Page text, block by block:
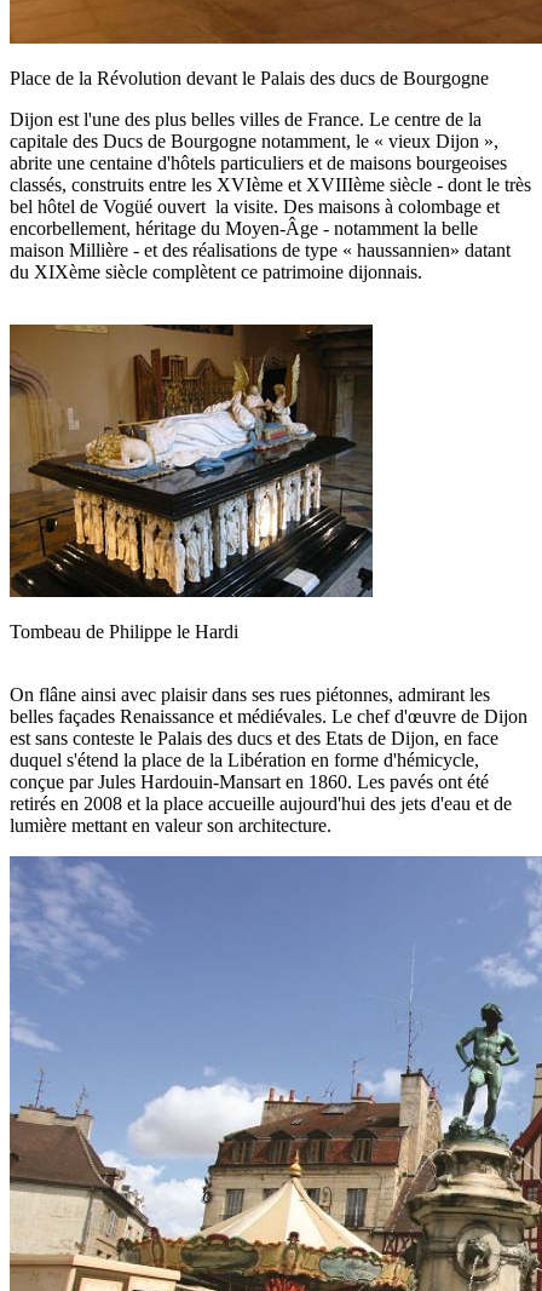
Place de la Révolution devant le Palais des ducs de Bourgogne
Dijon est l'une des plus belles villes de France. Le centre de la
capitale des Ducs de Bourgogne notamment, le « vieux Dijon »,
abrite une centaine d'hôtels particuliers et de maisons bourgeoises
classés, construits entre les XVIème et XVIIIème siècle - dont le très
bel hôtel de Vogüé ouvert la visite. Des maisons à colombage et
encorbellement, héritage du Moyen-Âge - notamment la belle
maison Millière - et des réalisations de type « haussannien» datant
du XIXème siècle complètent ce patrimoine dijonnais.
Tombeau de Philippe le Hardi
On flâne ainsi avec plaisir dans ses rues piétonnes, admirant les
belles façades Renaissance et médiévales. Le chef d'œuvre de Dijon
est sans conteste le Palais des ducs et des Etats de Dijon, en face
duquel s'étend la place de la Libération en forme d'hémicycle,
conçue par Jules Hardouin-Mansart en 1860. Les pavés ont été
retirés en 2008 et la place accueille aujourd'hui des jets d'eau et de
lumière mettant en valeur son architecture.